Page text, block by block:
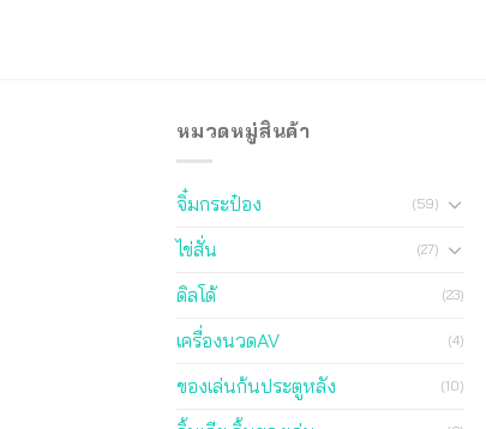
หมวดหมู่สินค้า
จิ๋มกระป๋อง (59)
ไข่สั่น (27)
ดิลโด้ (23)
เครื่องนวดAV (4)
ของเล่นก้นประตูหลัง (10)